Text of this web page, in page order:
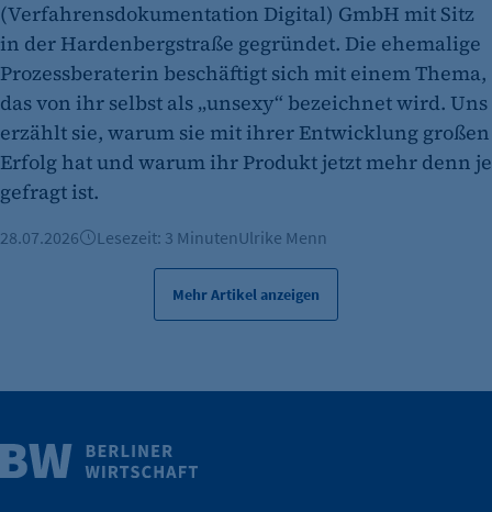
Wirtschaft.
Weitere Infos
(Verfahrensdokumentation Digital) GmbH mit Sitz
in der Hardenbergstraße gegründet. Die ehemalige
Prozessberaterin beschäftigt sich mit einem Thema,
das von ihr selbst als „unsexy“ bezeichnet wird. Uns
erzählt sie, warum sie mit ihrer Entwicklung großen
Erfolg hat und warum ihr Produkt jetzt mehr denn je
gefragt ist.
28.07.2026 Lesezeit: 3 MinutenUlrike Menn
Mehr Artikel anzeigen